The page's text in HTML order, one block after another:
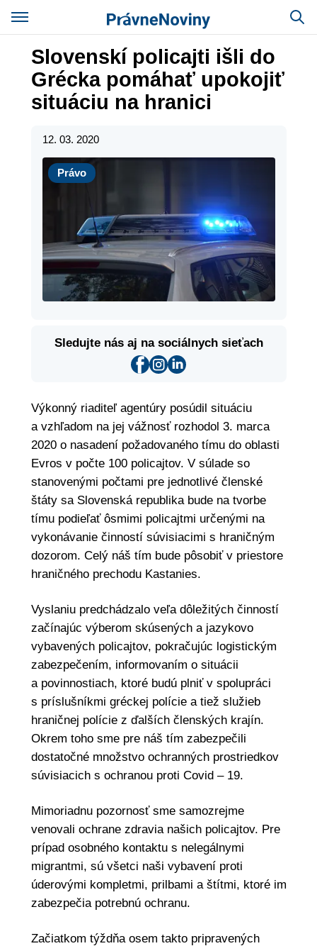
Slovenskí policajti išli do
Grécka pomáhať upokojiť
situáciu na hranici
12. 03. 2020
Právo
Právo
Sledujte nás aj na sociálnych sieťach
Výkonný riaditeľ agentúry posúdil situáciu
a vzhľadom na jej vážnosť rozhodol 3. marca
2020 o nasadení požadovaného tímu do oblasti
Evros v počte 100 policajtov. V súlade so
stanovenými počtami pre jednotlivé členské
štáty sa Slovenská republika bude na tvorbe
tímu podieľať ôsmimi policajtmi určenými na
vykonávanie činností súvisiacimi s hraničným
dozorom. Celý náš tím bude pôsobiť v priestore
hraničného prechodu Kastanies.
Vyslaniu predchádzalo veľa dôležitých činností
začínajúc výberom skúsených a jazykovo
vybavených policajtov, pokračujúc logistickým
zabezpečením, informovaním o situácii
a povinnostiach, ktoré budú plniť v spolupráci
s príslušníkmi gréckej polície a tiež služieb
hraničnej polície z ďalších členských krajín.
Okrem toho sme pre náš tím zabezpečili
dostatočné množstvo ochranných prostriedkov
súvisiacich s ochranou proti Covid – 19.
Mimoriadnu pozornosť sme samozrejme
venovali ochrane zdravia našich policajtov. Pre
prípad osobného kontaktu s nelegálnymi
migrantmi, sú všetci naši vybavení proti
úderovými kompletmi, prilbami a štítmi, ktoré im
zabezpečia potrebnú ochranu.
Začiatkom týždňa osem takto pripravených